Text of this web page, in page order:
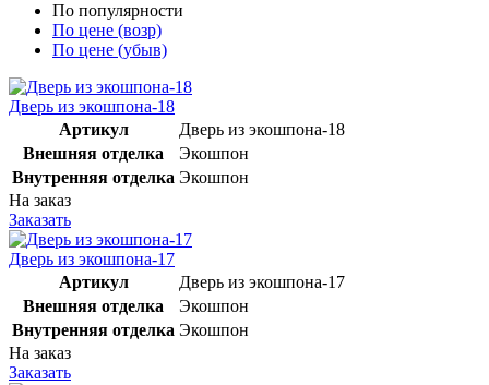
По популярности
По цене (возр)
По цене (убыв)
Дверь из экошпона-18
Артикул
Дверь из экошпона-18
Внешняя отделка
Экошпон
Внутренняя отделка Экошпон
На заказ
Заказать
Дверь из экошпона-17
Артикул
Дверь из экошпона-17
Внешняя отделка
Экошпон
Внутренняя отделка Экошпон
На заказ
Заказать